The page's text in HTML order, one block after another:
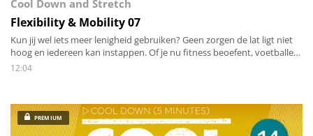
Cool Down and Stretch
Flexibility & Mobility 07
Kun jij wel iets meer lenigheid gebruiken? Geen zorgen de lat ligt niet
hoog en iedereen kan instappen. Of je nu fitness beoefent, voetballer
of danser bent, een beetje leniger worden in twaalf minuten is voor
12:04
PREMIUM